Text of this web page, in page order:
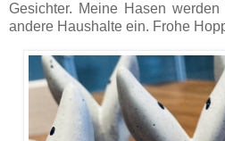
Gesichter. Meine Hasen
andere Haushalte ein. Frohe